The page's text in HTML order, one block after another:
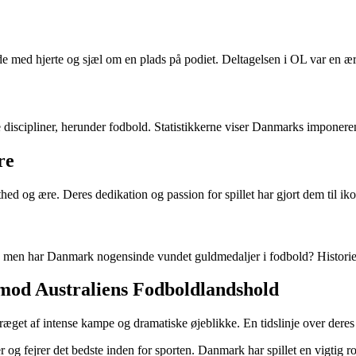
hjerte og sjæl om en plads på podiet. Deltagelsen i OL var en
herunder fodbold. Statistikkerne viser Danmarks
og ære. Deres dedikation og passion for spillet har gjort dem til
har Danmark nogensinde vundet guldmedaljer i fodbold?
Australiens Fodboldlandshold
af intense kampe og dramatiske øjeblikke. En tidslinje over
fejrer det bedste inden for sporten. Danmark har spillet en